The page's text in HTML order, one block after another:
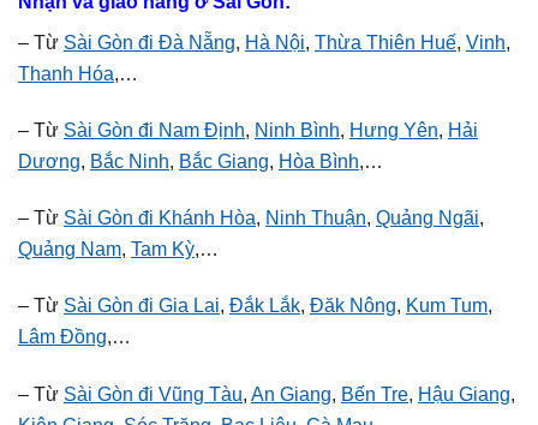
– Từ Sài Gòn đi Đà Nẵng, Hà Nội, Thừa Thiên Huế, Vinh,
Thanh Hóa,…
– Từ Sài Gòn đi Nam Định, Ninh Bình, Hưng Yên, Hải
Dương, Bắc Ninh, Bắc Giang, Hòa Bình,…
– Từ Sài Gòn đi Khánh Hòa, Ninh Thuận, Quảng Ngãi,
Quảng Nam, Tam Kỳ,…
– Từ Sài Gòn đi Gia Lai, Đắk Lắk, Đăk Nông, Kum Tum,
Lâm Đồng,…
– Từ Sài Gòn đi Vũng Tàu, An Giang, Bến Tre, Hậu Giang,